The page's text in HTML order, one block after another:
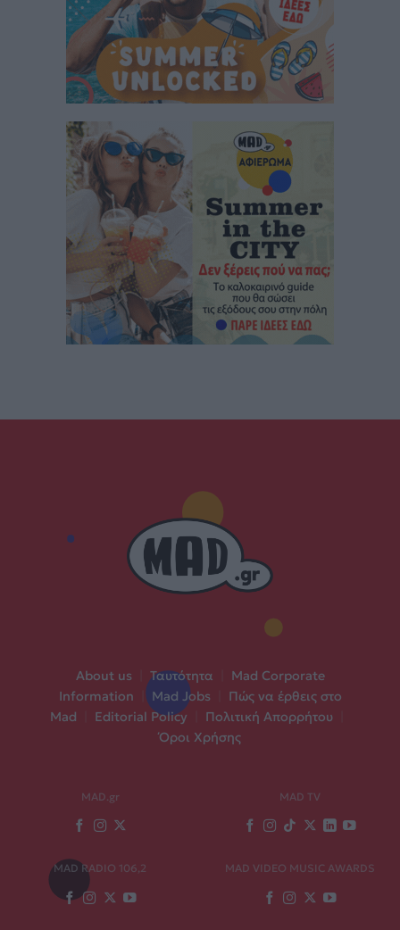
About us Ταυτότητα
Mad Corporate
Information
Mad Jobs
Πώς να έρθεις στο
Mad
Editorial Policy Πολιτική Απορρήτου
Όροι Χρήσης
MAD.gr MAD TV
MAD RADIO 106,2 MAD VIDEO MUSIC AWARDS